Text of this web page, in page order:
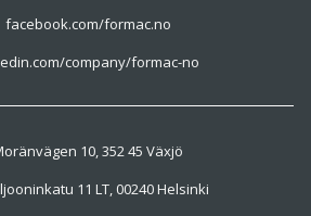
facebook.com/formac.no
company/formac-no
10, 352 45 Växjö
11 LT, 00240 Helsinki